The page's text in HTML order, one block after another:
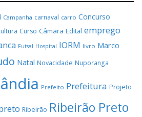
Campanha carnaval carro Concurso
Curso Câmara Edital emprego
Futsal Hospital IORM livro Marco
Natal Novacidade Nuporanga
Prefeito Prefeitura Projeto
Ribeirão Ribeirão Preto